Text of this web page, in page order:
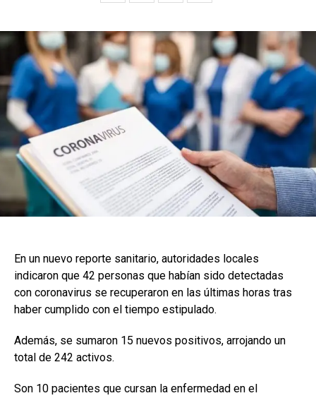
En un nuevo reporte sanitario, autoridades locales
indicaron que 42 personas que habían sido detectadas
con coronavirus se recuperaron en las últimas horas tras
haber cumplido con el tiempo estipulado.
Además, se sumaron 15 nuevos positivos, arrojando un
total de 242 activos.
Son 10 pacientes que cursan la enfermedad en el